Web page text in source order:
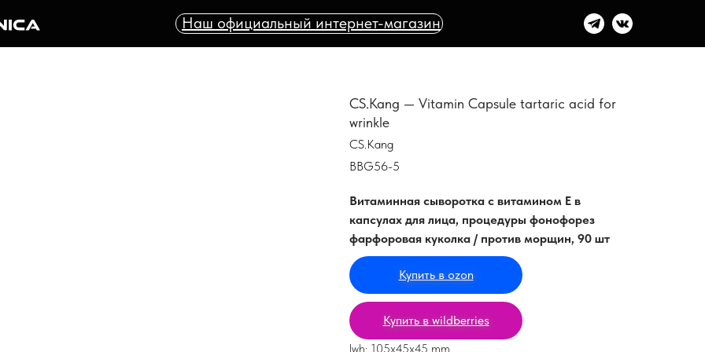
Наш официальный интернет-магазин
CS.Kang — Vitamin Capsule tartaric acid for
wrinkle
CS.Kang
BBG56-5
Витаминная сыворотка с витамином Е в
капсулах для лица, процедуры фонофорез
фарфоровая куколка / против морщин, 90 шт
Купить в ozon
Купить в wildberries
lwh: 105x45x45 mm